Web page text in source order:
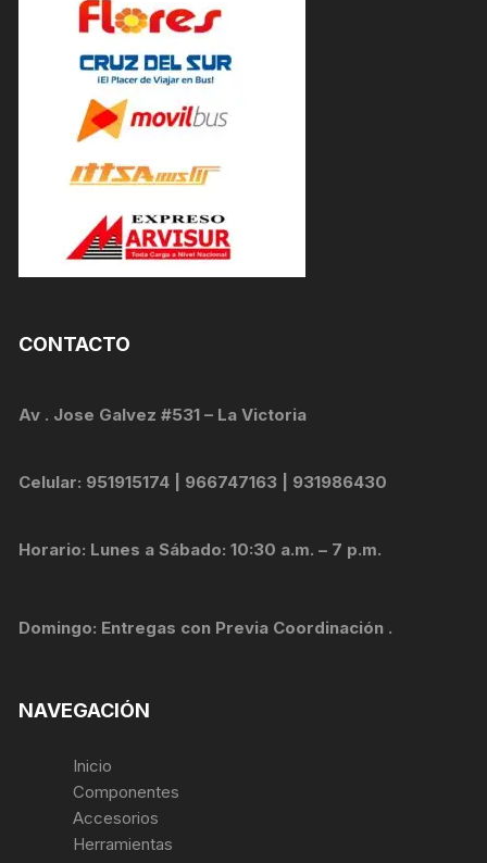
CONTACTO
Av . Jose Galvez #531 – La Victoria
Celular: 951915174 | 966747163 | 931986430
Horario: Lunes a Sábado: 10:30 a.m. – 7 p.m.
Domingo: Entregas con Previa Coordinación .
NAVEGACIÓN
Inicio
Componentes
Accesorios
Herramientas